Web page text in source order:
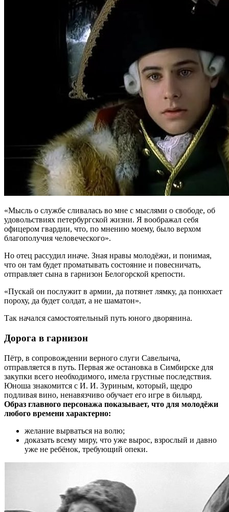
«Мысль о службе сливалась во мне с мыслями о свободе, об
удовольствиях петербургской жизни. Я воображал себя
офицером гвардии, что, по мнению моему, было верхом
благополучия человеческого».
Но отец рассудил иначе. Зная нравы молодёжи, и понимая,
что он там будет проматывать состояние и повесничать,
отправляет сына в гарнизон Белогорской крепости.
«Пускай он послужит в армии, да потянет лямку, да понюхает
пороху, да будет солдат, а не шаматон».
Так начался самостоятельный путь юного дворянина.
Дорога в гарнизон
Пётр, в сопровождении верного слуги Савельича,
отправляется в путь. Первая же остановка в Симбирске для
закупки всего необходимого, имела грустные последствия.
Юноша знакомится с И. И. Зуриным, который, щедро
подливая вино, ненавязчиво обучает его игре в бильярд.
Образ главного персонажа показывает, что для молодёжи
любого времени характерно:
желание вырваться на волю;
доказать всему миру, что уже вырос, взрослый и давно
уже не ребёнок, требующий опеки.